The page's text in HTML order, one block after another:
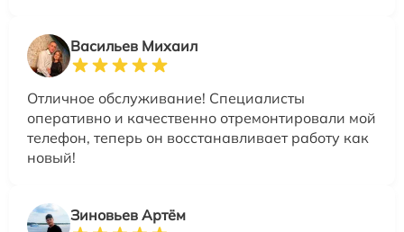
Васильев Михаил
Отличное обслуживание! Специалисты
оперативно и качественно отремонтировали мой
телефон, теперь он восстанавливает работу как
новый!
Зиновьев Артём